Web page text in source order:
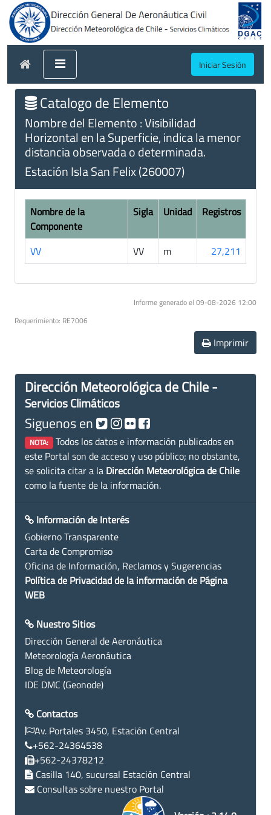
Iniciar Sesión
Catalogo de Elemento
Nombre del Elemento : Visibilidad
Horizontal en la Superficie, indica la menor
distancia observada o determinada.
Estación Isla San Felix (260007)
Nombre de la
Componente
Sigla Unidad Registros
VV VV m 27,211
Informe generado el 09-08-2026 12:00
Requerimiento: RE7006
Imprimir
Dirección Meteorológica de Chile -
Servicios Climáticos
Siguenos en
NOTA: Todos los datos e información publicados en
este Portal son de acceso y uso público; no obstante,
se solicita citar a la Dirección Meteorológica de Chile
como la fuente de la información.
Información de Interés
Gobierno Transparente
Carta de Compromiso
Oficina de Información, Reclamos y Sugerencias
Política de Privacidad de la información de Página
WEB
Nuestro Sitios
Dirección General de Aeronáutica
Meteorología Aeronáutica
Blog de Meteorología
IDE DMC (Geonode)
Contactos
Av. Portales 3450, Estación Central
+562-24364538
+562-24378212
Casilla 140, sucursal Estación Central
Consultas sobre nuestro Portal